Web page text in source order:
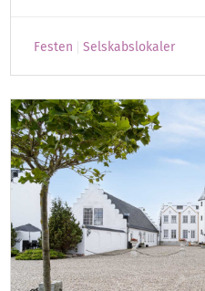
Festen Selskabslokaler